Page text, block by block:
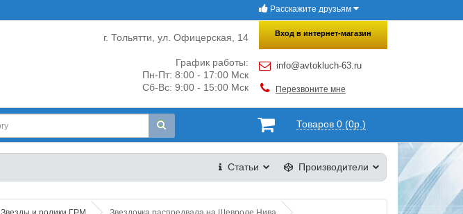
×
Расскажите друзьям
Вход в интернет-магазин
info@avtokluch-63.ru
Перезвоните мне
г. Тольятти, ул. Офицерская, 14
График работы:
Пн-Пт: 8:00 - 17:00 Мск
Сб-Вс: 9:00 - 15:00 Мск
Товаров 0 (0р.)
Производители
Статьи